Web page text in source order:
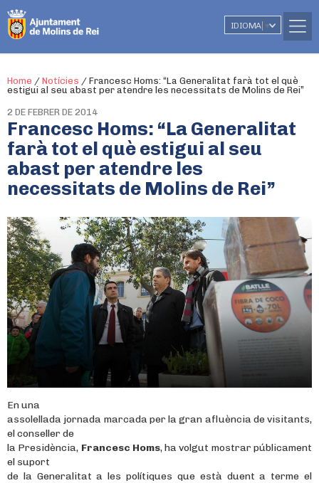
IDIOMA ▼
Home / Notícies / Francesc Homs: “La Generalitat farà tot el què
estigui al seu abast per atendre les necessitats de Molins de Rei”
2 DE FEBRER DE 2014
Francesc Homs: “La Generalitat
farà tot el què estigui al seu
abast per atendre les
necessitats de Molins de Rei”
En una
assolellada jornada marcada per la gran afluència de visitants,
el conseller de
la Presidència, Francesc Homs, ha volgut mostrar públicament
el suport
de la Generalitat a les polítiques que està duent a terme el